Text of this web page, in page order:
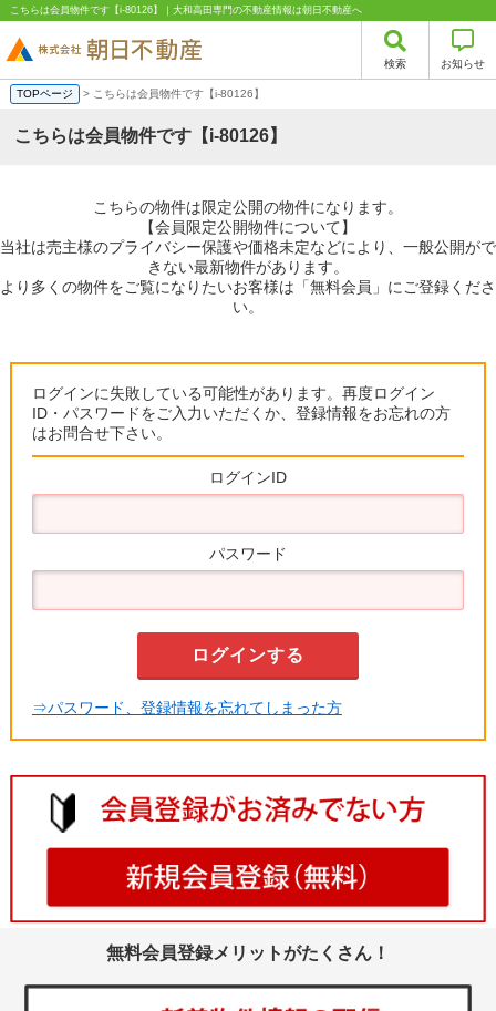
こちらは会員物件です【i-80126】｜大和高田専門の不動産情報は朝日不動産へ
検索 お知らせ
TOPページ > こちらは会員物件です【i-80126】
こちらは会員物件です【i-80126】
こちらの物件は限定公開の物件になります。
【会員限定公開物件について】
当社は売主様のプライバシー保護や価格未定などにより、一般公開がで
きない最新物件があります。
より多くの物件をご覧になりたいお客様は「無料会員」にご登録くださ
い。
ログインに失敗している可能性があります。再度ログイン
ID・パスワードをご入力いただくか、登録情報をお忘れの方
はお問合せ下さい。
ログインID
パスワード
⇒パスワード、登録情報を忘れてしまった方
無料会員登録メリットがたくさん！